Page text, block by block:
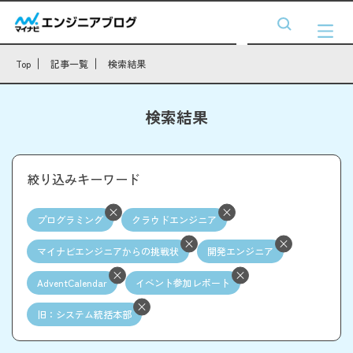
Top 記事一覧 検索結果
検索結果
絞り込みキーワード
プログラミング クラウドエンジニア
マイナビエンジニアからの挑戦状 開発エンジニア
AdventCalendar イベント参加レポート
旧：システム統括本部